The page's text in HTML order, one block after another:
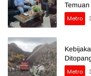
Temuan
Metro
Metro